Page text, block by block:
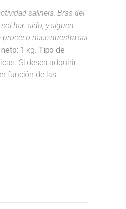
salinera, Bras del
han sido, y siguen
nace nuestra sal
1 kg.Tipo de
Si desea adquirir
función de las